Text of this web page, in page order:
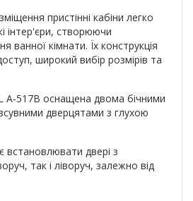
пристінні кабіни легко
інтер'єри, створюючи
ванної кімнати. Їх конструкція
широкий вибір розмірів та
A-517B оснащена двома бічними
дверцятами з глухою
встановлювати двері з
так і ліворуч, залежно від